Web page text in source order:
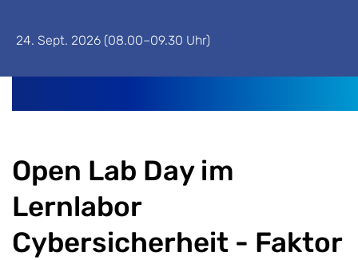
24. Sept. 2026 (08.00–09.30 Uhr)
Open Lab Day im
Lernlabor
Cybersicherheit - Faktor